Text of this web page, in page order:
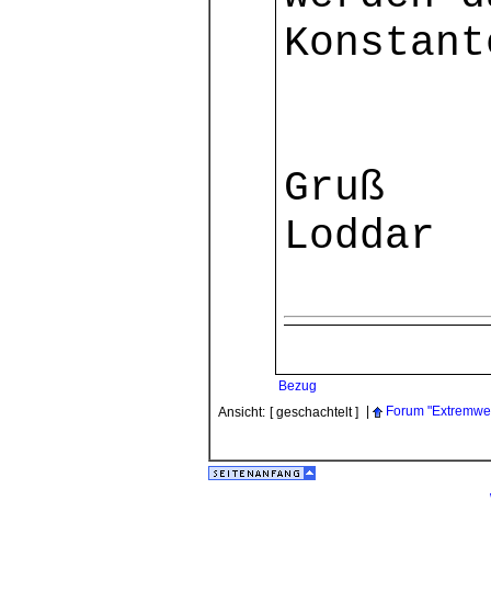
Gruß
Loddar
Bezug
Ansicht: [ geschachtelt ] Forum